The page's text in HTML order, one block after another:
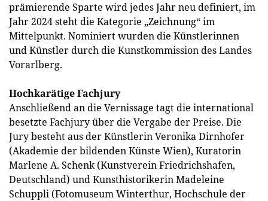
prämierende Sparte wird jedes Jahr neu definiert, im
Jahr 2024 steht die Kategorie „Zeichnung“ im
Mittelpunkt. Nominiert wurden die Künstlerinnen
und Künstler durch die Kunstkommission des Landes
Vorarlberg.
Hochkarätige Fachjury
Anschließend an die Vernissage tagt die international
besetzte Fachjury über die Vergabe der Preise. Die
Jury besteht aus der Künstlerin Veronika Dirnhofer
(Akademie der bildenden Künste Wien), Kuratorin
Marlene A. Schenk (Kunstverein Friedrichshafen,
Deutschland) und Kunsthistorikerin Madeleine
Schuppli (Fotomuseum Winterthur, Hochschule der